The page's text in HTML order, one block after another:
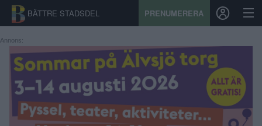
BÄTTRE STADSDEL PRENUMERERA
START
STADSDEL
Annons: